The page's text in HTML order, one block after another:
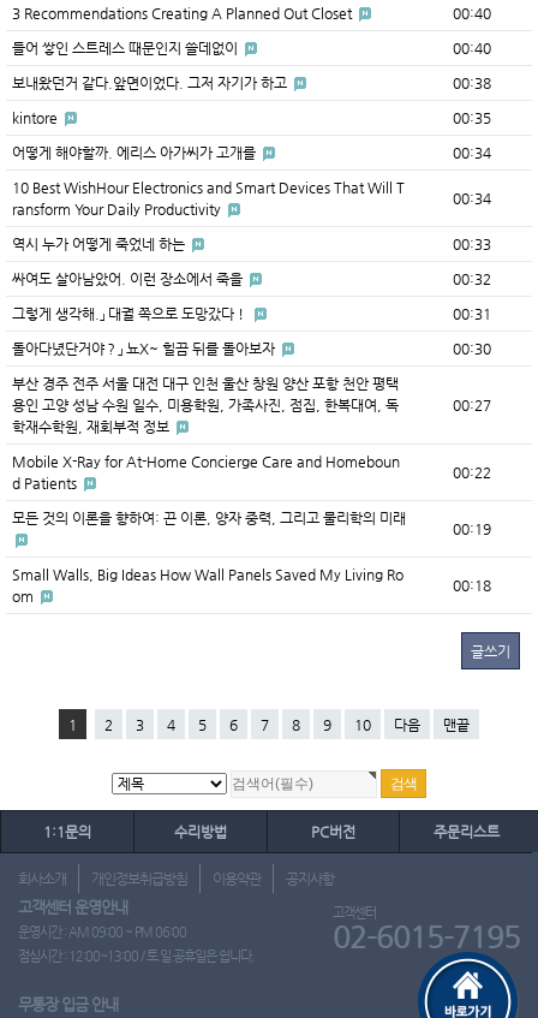
3 Recommendations Creating A Planned Out Closet 00:40
들어 쌓인 스트레스 때문인지 쓸데없이 00:40
보내왔던거 같다.앞면이었다. 그저 자기가 하고 00:38
kintore 00:35
어떻게 해야할까. 에리스 아가씨가 고개를 00:34
10 Best WishHour Electronics and Smart Devices That Will T
ransform Your Daily Productivity
00:34
역시 누가 어떻게 죽었네 하는 00:33
싸여도 살아남았어. 이런 장소에서 죽을 00:32
그렇게 생각해.」 대궐 쪽으로 도망갔다！ 00:31
돌아다녔단거야？」 뇨X~ 힐끔 뒤를 돌아보자 00:30
부산 경주 전주 서울 대전 대구 인천 울산 창원 양산 포항 천안 평택
용인 고양 성남 수원 일수, 미용학원, 가족사진, 점집, 한복대여, 독
학재수학원, 재회부적 정보
00:27
Mobile X-Ray for At-Home Concierge Care and Homeboun
d Patients
00:22
모든 것의 이론을 향하여: 끈 이론, 양자 중력, 그리고 물리학의 미래
00:19
Small Walls, Big Ideas How Wall Panels Saved My Living Ro
om
00:18
글쓰기
1 2 3 4 5 6 7 8 9 10 다음 맨끝
1:1문의 수리방법 PC버전 주문리스트
회사소개 개인정보취급방침 이용약관 공지사항
고객센터 운영안내
운영시간 : AM 09:00 ~ PM 06:00
점심시간 : 12:00~13:00 / 토.일.공휴일은 쉽니다.
고객센터
02-6015-7195
무통장 입금 안내